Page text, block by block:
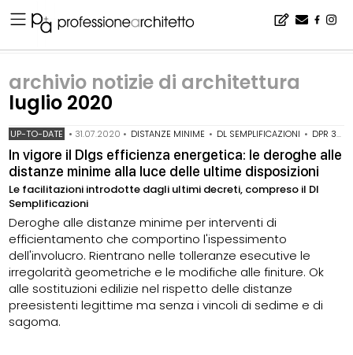
archivio notizie di architettura
luglio 2020
UP-TO-DATE • 31.07.2020 • DISTANZE MINIME • DL SEMPLIFICAZIONI • DPR 380/2001
In vigore il Dlgs efficienza energetica: le deroghe alle
distanze minime alla luce delle ultime disposizioni
Le facilitazioni introdotte dagli ultimi decreti, compreso il Dl
Semplificazioni
Deroghe alle distanze minime per interventi di
efficientamento che comportino l'ispessimento
dell'involucro. Rientrano nelle tolleranze esecutive le
irregolarità geometriche e le modifiche alle finiture. Ok
alle sostituzioni edilizie nel rispetto delle distanze
preesistenti legittime ma senza i vincoli di sedime e di
sagoma.